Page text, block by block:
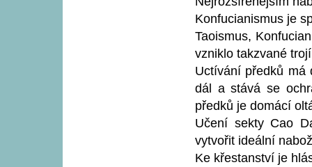
Konfucianismus je
Taoismus,
vzniklo takzvané
Uctívání předků má
dál a stává se
předků je domácí
Učení sekty Cao
vytvořit ideální
Ke křestanství je